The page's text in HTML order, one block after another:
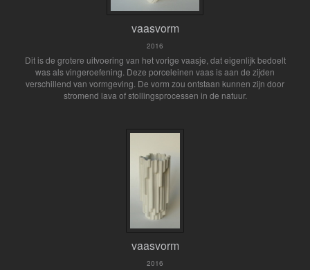
vaasvorm
2016
Dit is de grotere uitvoering van het vorige vaasje, dat eigenlijk bedoelt
was als vingeroefening. Deze porceleinen vaas is aan de zijden
verschillend van vormgeving. De vorm zou ontstaan kunnen zijn door
stromend lava of stollingsprocessen in de natuur.
vaasvorm
2016